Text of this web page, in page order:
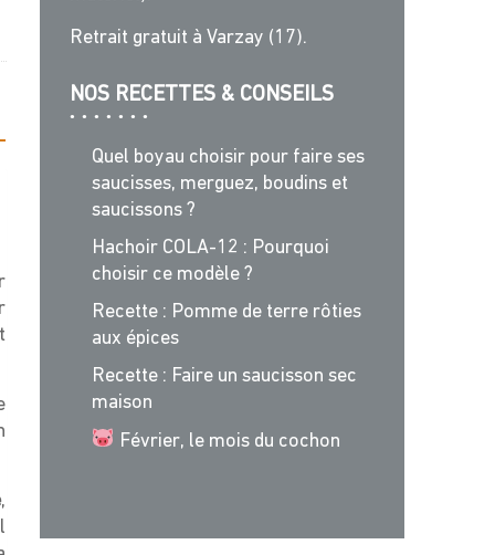
,
Retrait gratuit à Varzay (17).
NOS RECETTES & CONSEILS
Quel boyau choisir pour faire ses
saucisses, merguez, boudins et
saucissons ?
Hachoir COLA-12 : Pourquoi
choisir ce modèle ?
Recette : Pomme de terre rôties
aux épices
Recette : Faire un saucisson sec
maison
Février, le mois du cochon